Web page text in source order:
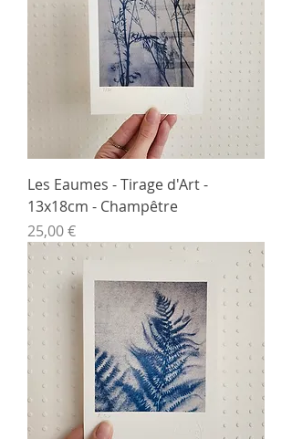
Les Eaumes - Tirage d'Art -
13x18cm - Champêtre
Prix
25,00 €